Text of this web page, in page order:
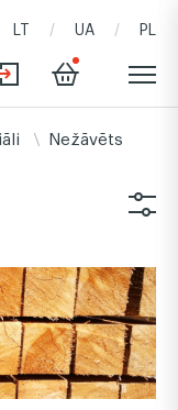
LT UA PL
Nežāvēts